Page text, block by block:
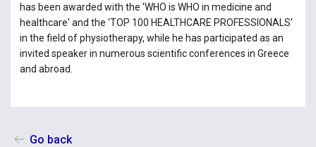
has been awarded with the 'WHO is WHO in medicine and
healthcare' and the 'TOP 100 HEALTHCARE PROFESSIONALS'
in the field of physiotherapy, while he has participated as an
invited speaker in numerous scientific conferences in Greece
and abroad.
Go back